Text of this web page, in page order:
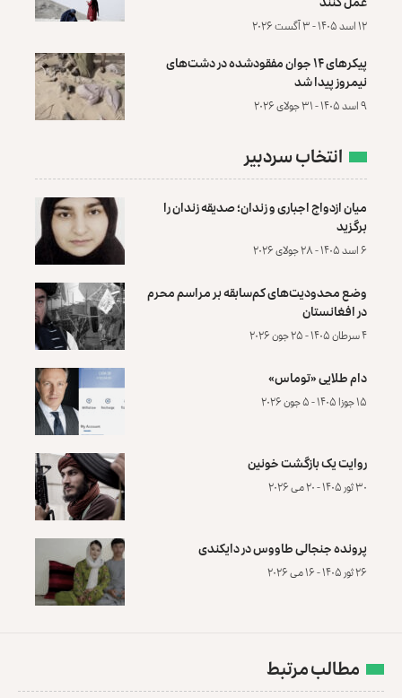
۱۲ اسد ۱۴۰۵ - ۳ آگست ۲۰۲۶
پیکرهای ۱۴ جوان مفقودشده در دشت‌های
نیمروز پیدا شد
۹ اسد ۱۴۰۵ - ۳۱ جولای ۲۰۲۶
انتخاب سردبیر
میان ازدواج اجباری و زندان؛ صدیقه زندان را
برگزید
۶ اسد ۱۴۰۵ - ۲۸ جولای ۲۰۲۶
وضع محدودیت‌های کم‌سابقه بر مراسم محرم
در افغانستان
۴ سرطان ۱۴۰۵ - ۲۵ جون ۲۰۲۶
دام طلایی «توماس»
۱۵ جوزا ۱۴۰۵ - ۵ جون ۲۰۲۶
روایت یک بازگشت خونین
۳۰ ثور ۱۴۰۵ - ۲۰ می ۲۰۲۶
پرونده‌ جنجالی طاووس در دایکندی
۲۶ ثور ۱۴۰۵ - ۱۶ می ۲۰۲۶
مطالب مرتبط